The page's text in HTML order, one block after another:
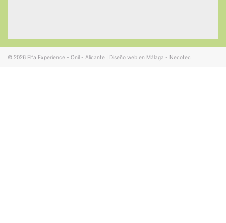
© 2026 Elfa Experience - Onil - Alicante Diseño web en Málaga - Necotec